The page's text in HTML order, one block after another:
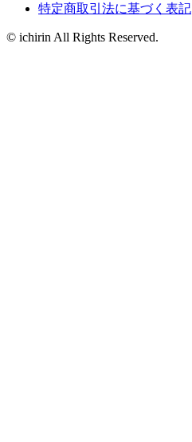
特定商取引法に基づく表記
© ichirin All Rights Reserved.